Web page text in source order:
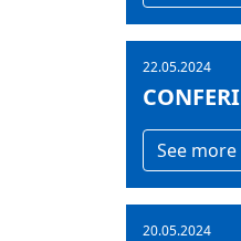
22.05.2024
See more
20.05.2024